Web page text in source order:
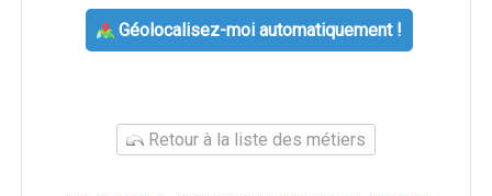
Géolocalisez-moi automatiquement !
Retour à la liste des métiers